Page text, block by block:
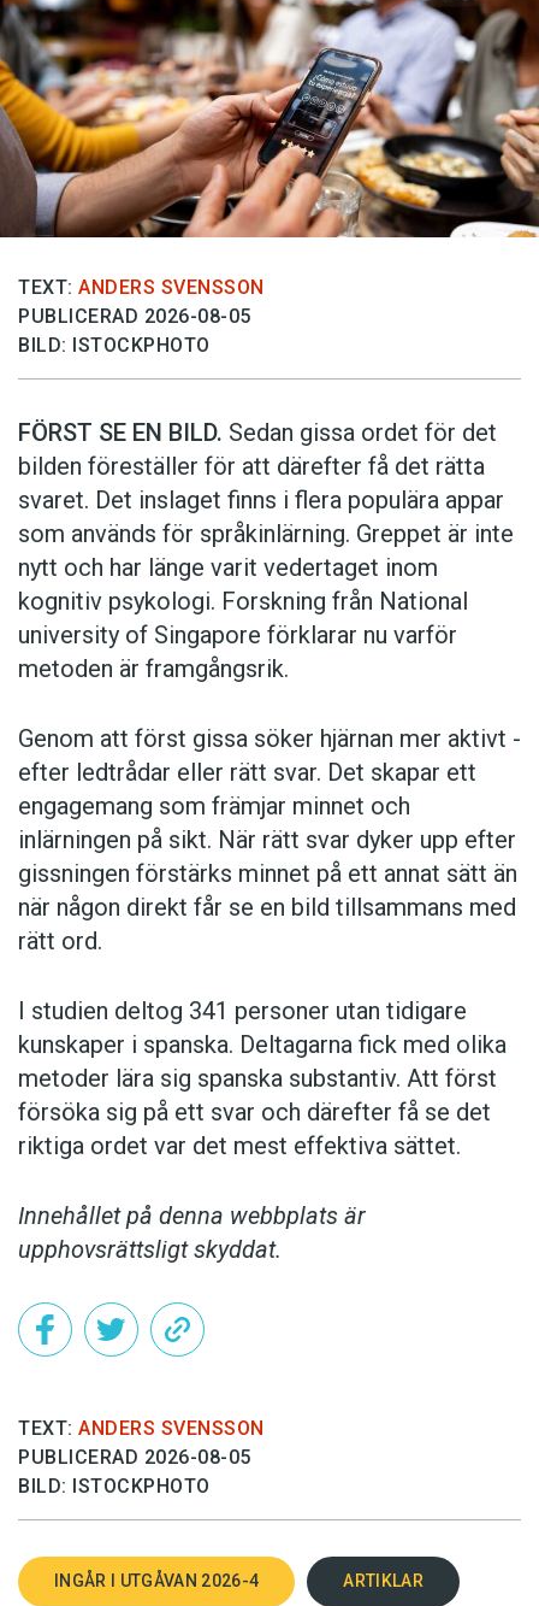
TEXT: ANDERS SVENSSON
PUBLICERAD 2026-08-05
BILD: ISTOCKPHOTO
FÖRST SE EN BILD. Sedan gissa ordet för det
bilden föreställer för att därefter få det rätta
svaret. Det inslaget finns i flera populära appar
som används för språkinlärning. Greppet är inte
nytt och har länge varit vedertaget inom
kognitiv psykologi. Forskning från National
university of Singa­pore förklarar nu varför
metoden är framgångsrik.
Genom att först gissa ­söker hjärnan mer aktivt ­
efter ledtrådar eller rätt svar. Det skapar ett
engagemang som främjar minnet och
inlärningen på sikt. När rätt svar dyker upp efter
gissningen förstärks minnet på ett annat sätt än
när någon direkt får se en bild tillsammans med
rätt ord.
I studien deltog 341 personer utan tidigare
kunskaper i spanska. Deltagarna fick med olika
metoder lära sig spanska substantiv. Att först
försöka sig på ett svar och därefter få se det
riktiga ordet var det mest effektiva sättet.
Innehållet på denna webbplats är
upphovsrättsligt skyddat.
TEXT: ANDERS SVENSSON
PUBLICERAD 2026-08-05
BILD: ISTOCKPHOTO
INGÅR I UTGÅVAN 2026-4 ARTIKLAR